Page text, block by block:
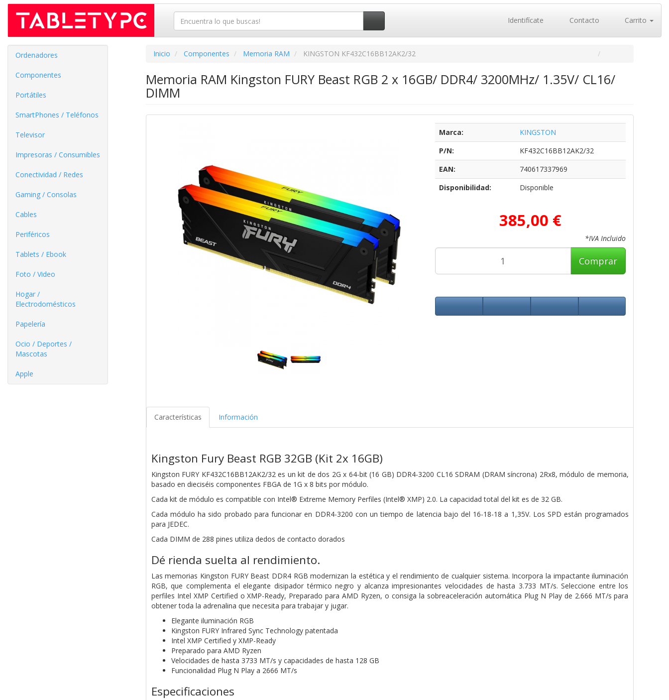
Identifícate Contacto Carrito
Ordenadores
Componentes
Portátiles
SmartPhones / Teléfonos
Televisor
Impresoras / Consumibles
Conectividad / Redes
Gaming / Consolas
Cables
Periféricos
Tablets / Ebook
Foto / Video
Hogar /
Electrodomésticos
Papelería
Ocio / Deportes /
Mascotas
Apple
Inicio Componentes Memoria RAM KINGSTON KF432C16BB12AK2/32
Memoria RAM Kingston FURY Beast RGB 2 x 16GB/ DDR4/ 3200MHz/ 1.35V/ CL16/
DIMM
Marca:
KINGSTON
P/N:
KF432C16BB12AK2/32
EAN:
740617337969
Disponibilidad:
Disponible
385,00 €
*IVA Incluido
Comprar
Características Información
Kingston Fury Beast RGB 32GB (Kit 2x 16GB)
Kingston FURY KF432C16BB12AK2/32 es un kit de dos 2G x 64-bit(16 GB) DDR4-3200 CL16 SDRAM (DRAM síncrona) 2Rx8,módulo de memoria,
basado en dieciséis componentes FBGA de 1G x 8 bits por módulo.
Cada kit de módulo es compatible con Intel® Extreme Memory Perfiles (Intel® XMP) 2.0. La capacidad total del kit es de 32 GB.
Cadamódulo ha sido probado para funcionar en DDR4-3200 con un tiempo de latencia bajodel 16-18-18 a 1,35V. Los SPD están programados
para JEDEC.
Cada DIMM de 288 pines utiliza dedos de contacto dorados
Dé rienda suelta al rendimiento.
Las memorias Kingston FURY Beast DDR4 RGB modernizan la estética y el rendimiento de cualquier sistema. Incorpora la impactante iluminación
RGB, que complementa el elegante disipador térmico negro y alcanza impresionantes velocidades de hasta 3.733 MT/s. Seleccione entre los
perfiles Intel XMP Certified o XMP-Ready, Preparado para AMD Ryzen, o consiga la sobreaceleración automática Plug N Play de 2.666 MT/s para
obtener toda la adrenalina que necesita para trabajar y jugar.
Elegante iluminación RGB
Kingston FURY Infrared Sync Technology patentada
Intel XMP Certified y XMP-Ready
Preparado para AMD Ryzen
Velocidades de hasta 3733 MT/s y capacidades de hasta 128 GB
Funcionalidad Plug N Play a 2666 MT/s
Especificaciones